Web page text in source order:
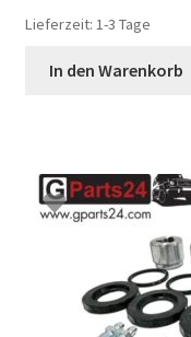
Lieferzeit: 1-3 Tage
In den Warenkorb